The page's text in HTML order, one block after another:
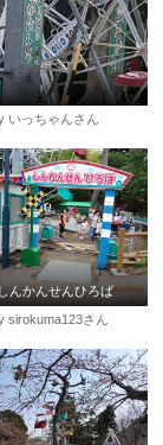
いっちゃんさん
しんかんせんひろば
sirokuma123さん